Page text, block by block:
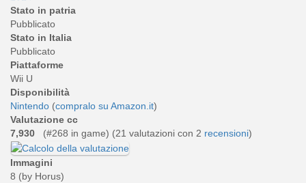
Stato in patria
Pubblicato
Stato in Italia
Pubblicato
Piattaforme
Wii U
Disponibilità
Nintendo (compralo su Amazon.it)
Valutazione cc
7,930
(#268 in game) (21 valutazioni con 2 recensioni)
Immagini
8 (by Horus)